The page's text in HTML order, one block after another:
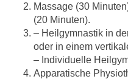
Massage (30
(20 Minuten).
– Heilgymnastik in
oder in einem
– Individuelle
Apparatische